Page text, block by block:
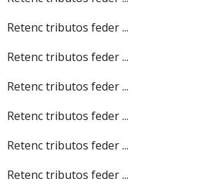
Retenc tributos feder ...
Retenc tributos feder ...
Retenc tributos feder ...
Retenc tributos feder ...
Retenc tributos feder ...
Retenc tributos feder ...